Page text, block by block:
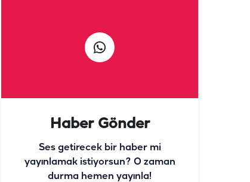
Haber Gönder
Ses getirecek bir haber mi
yayınlamak istiyorsun? O zaman
durma hemen yayınla!